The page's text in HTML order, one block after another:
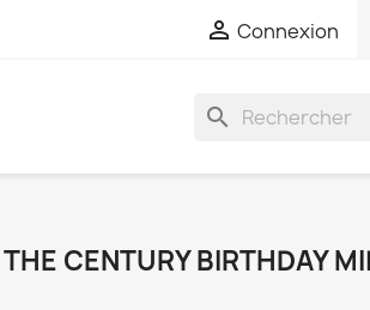
 Connexion
search
CENTURY BIRTHDAY